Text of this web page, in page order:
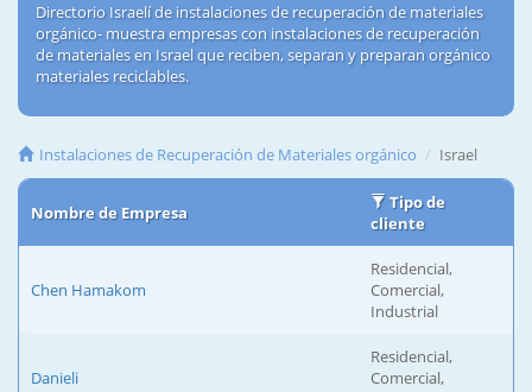
Directorio Israelí de instalaciones de recuperación de materiales
orgánico- muestra empresas con instalaciones de recuperación
de materiales en Israel que reciben, separan y preparan orgánico
materiales reciclables.
Instalaciones de Recuperación de Materiales orgánico Israel
Nombre de Empresa
Tipo de
cliente
Chen Hamakom
Residencial,
Comercial,
Industrial
Danieli
Residencial,
Comercial,